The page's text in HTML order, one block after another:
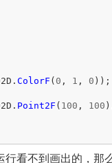
. ColorF ( 0 , 1 , 0 ));
. Point2F ( 100 , 100
行看不到画出的，那